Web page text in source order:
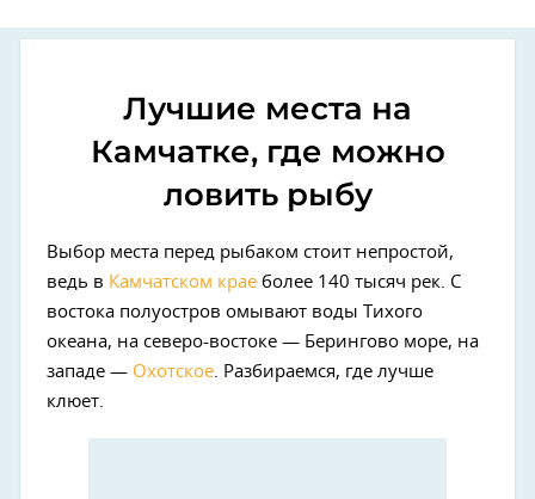
Лучшие места на
Камчатке, где можно
ловить рыбу
Выбор места перед рыбаком стоит непростой,
ведь в Камчатском крае более 140 тысяч рек. С
востока полуостров омывают воды Тихого
океана, на северо-востоке — Берингово море, на
западе — Охотское. Разбираемся, где лучше
клюет.